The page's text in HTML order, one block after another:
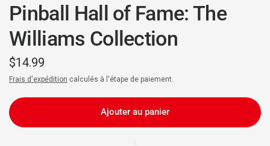
Pinball Hall of Fame: The
Williams Collection
$14.99
Frais d'expédition calculés à l'étape de paiement.
Ajouter au panier